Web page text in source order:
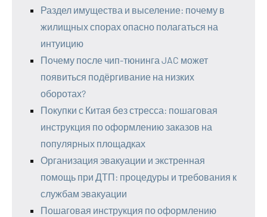
Раздел имущества и выселение: почему в
жилищных спорах опасно полагаться на
интуицию
Почему после чип-тюнинга JAC может
появиться подёргивание на низких
оборотах?
Покупки с Китая без стресса: пошаговая
инструкция по оформлению заказов на
популярных площадках
Организация эвакуации и экстренная
помощь при ДТП: процедуры и требования к
службам эвакуации
Пошаговая инструкция по оформлению